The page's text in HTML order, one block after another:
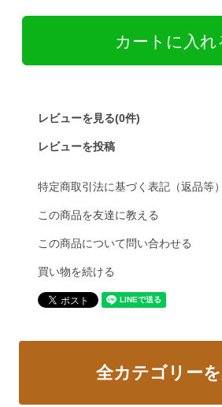
レビューを見る(0件)
レビューを投稿
特定商取引法に基づく表記（返品等）
この商品を友達に教える
この商品について問い合わせる
買い物を続ける
全カテゴリー